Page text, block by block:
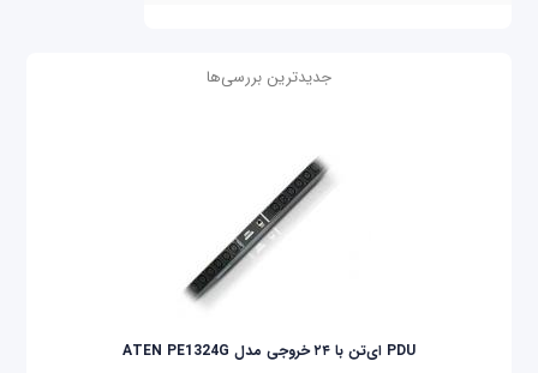
جدیدترین بررسی‌ها
PDU ای‌تن با ۲۴ خروجی مدل ATEN PE1324G